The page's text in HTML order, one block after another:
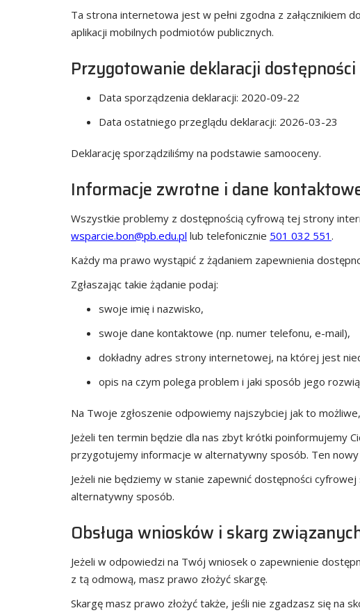
Ta strona internetowa jest w pełni zgodna z
aplikacji mobilnych podmiotów publicznych.
Przygotowanie deklaracji dostępności
Data sporządzenia deklaracji: 2020-09-22
Data ostatniego przeglądu deklaracji: 2026-03-23
Deklarację sporządziliśmy na podstawie samooceny.
Informacje zwrotne i dane
Wszystkie problemy z dostępnością cyfrową tej strony
wsparcie.bon@pb.edu.pl lub telefonicznie 501 032 551 .
Każdy ma prawo wystąpić z żądaniem zapewnienia
Zgłaszając takie żądanie podaj:
swoje imię i nazwisko,
swoje dane kontaktowe (np. numer telefonu, e-mail),
dokładny adres strony internetowej, na której jest
opis na czym polega problem i jaki sposób jego
Na Twoje zgłoszenie odpowiemy najszybciej jak to
Jeżeli ten termin będzie dla nas zbyt krótki poinformujemy
przygotujemy informacje w alternatywny sposób. Ten nowy
Jeżeli nie będziemy w stanie zapewnić dostępności
alternatywny sposób.
Obsługa wniosków i skarg
Jeżeli w odpowiedzi na Twój wniosek o zapewnienie
z tą odmową, masz prawo złożyć skargę.
Skargę masz prawo złożyć także, jeśli nie zgadzasz się